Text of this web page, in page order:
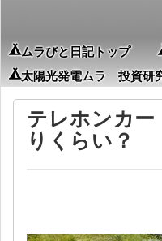
ムラびと日記トップ
太陽光発電ムラ 投資研
テレホンカー
りくらい？